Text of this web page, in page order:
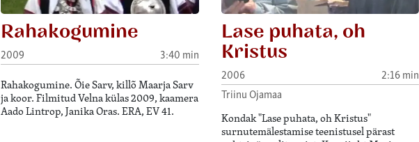
Rahakogumine
2009 3:40 min
Rahakogumine. Õie Sarv, killõ Maarja Sarv
ja koor. Filmitud Velna külas 2009, kaamera
Aado Lintrop, Janika Oras. ERA, EV 41.
Lase puhata, oh
Kristus
2006
2:16 min
Triinu Ojamaa
Kondak "Lase puhata, oh Kristus"
surnutemälestamise teenistusel pärast